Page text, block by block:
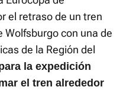
el retraso de un tren
Wolfsburgo con una de
de la Región del
la expedición
el tren alrededor